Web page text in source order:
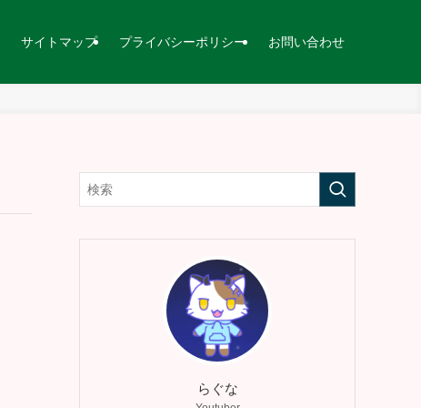
サイトマップ プライバシーポリシー お問い合わせ
らぐな